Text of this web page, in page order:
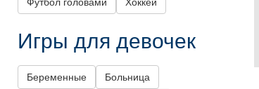
Футбол головами Хоккей
Игры для девочек
Беременные Больница